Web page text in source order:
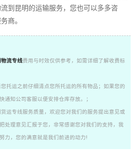
到昆明的运输服务，您也可以多多咨
商。
流专线费用与时效仅供参考，如需详细了解收费标
托运之前仔细清点您所托运的所有物品；如果您的
通知公司客服以便安排仓库存放。；
运专线服务质量，欢迎您对我们的服务提出意见或
处理意见汇报于您，非常感谢您对我们的支持，我
力，您的满意就是我们前进的动力!